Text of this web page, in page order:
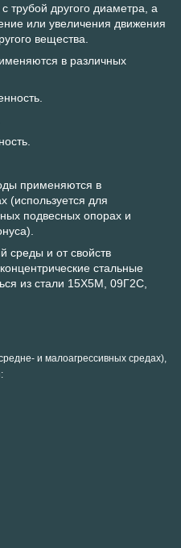
трубой другого диаметра, а
или увеличения движения
вещества.
в различных
применяются в
(используется для
подвесных опорах и
среды и от свойств
стальные
из стали 15Х5М, 09Г2С,
и малоагрессивных средах),